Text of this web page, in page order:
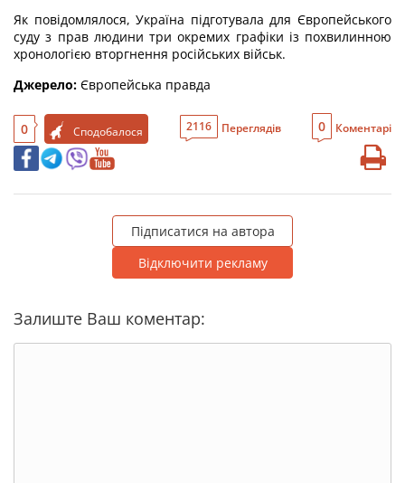
Як повідомлялося, Україна підготувала для Європейського
суду з прав людини три окремих графіки із похвилинною
хронологією вторгнення російських військ.
Джерело: Європейська правда
0 Сподобалося 2116 Переглядів 0 Коментарі
Підписатися на автора
Відключити рекламу
Залиште Ваш коментар: